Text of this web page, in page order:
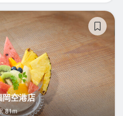
空港店
81m